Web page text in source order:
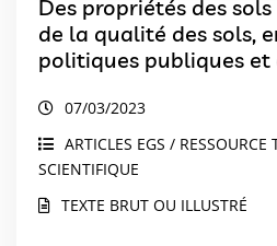
Des propriétés des
de la qualité des sols,
politiques publiques et
07/03/2023
ARTICLES EGS / RESSOURCE
SCIENTIFIQUE
TEXTE BRUT OU ILLUSTRÉ